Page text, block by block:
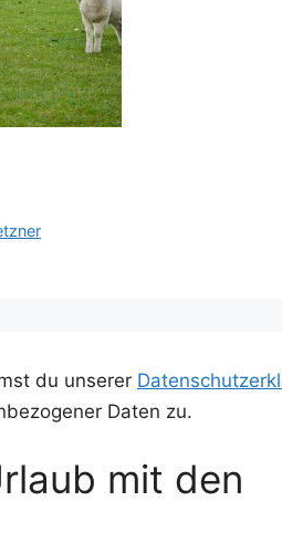
du unserer
Daten zu.
mit den